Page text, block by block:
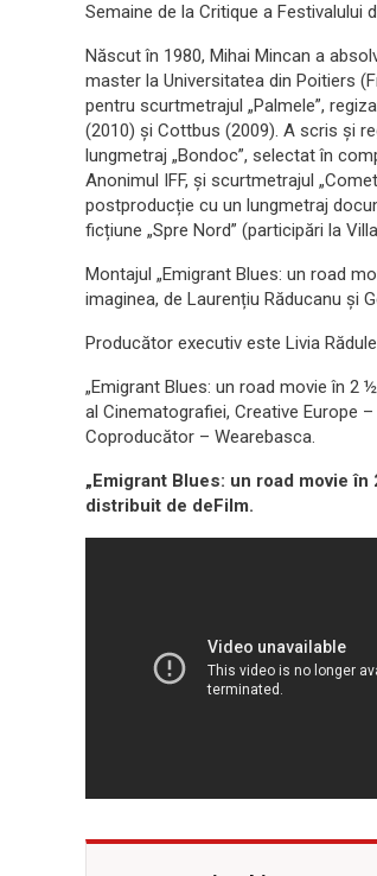
Semaine de la Critique a Festivalului
Născut în 1980, Mihai Mincan a
master la Universitatea din Poitiers
pentru scurtmetrajul „Palmele”,
(2010) și Cottbus (2009). A scris şi
lungmetraj „Bondoc”, selectat în
Anonimul IFF, și scurtmetrajul
postproducție cu un lungmetraj
ficțiune „Spre Nord” (participări la
Montajul „Emigrant Blues: un road
imaginea, de Laurențiu Răducanu și
Producător executiv este Livia
„Emigrant Blues: un road movie în 2
al Cinematografiei, Creative Europe
Coproducător – Wearebasca.
„Emigrant Blues: un road movie
distribuit de deFilm.